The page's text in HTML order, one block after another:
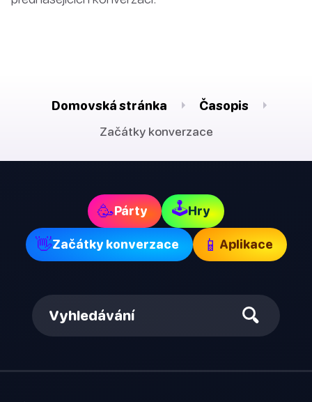
Domovská stránka
Časopis
Začátky konverzace
🥳Párty 🕹Hry
👋Začátky konverzace 📱 Aplikace
Vyhledávání